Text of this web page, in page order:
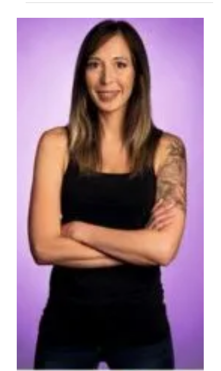
13. Mai 2021
#makeitvisible – Am 19 Mai ist
Welt CED Tag!
#makeitvisible – das Gewinnspiel! Digitale Kampagne zum
Welt-CED-Tag 2020 ab sofort ONLINE Du willst DICH
zeigen genauso wie DU bist? Du...